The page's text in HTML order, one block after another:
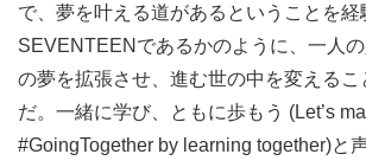
で、夢を叶える道があるということを経
SEVENTEENであるかのように、一人
の夢を拡張させ、進む世の中を変えるこ
だ。一緒に学び、ともに歩もう (Let’s
#GoingTogether by learning together)と